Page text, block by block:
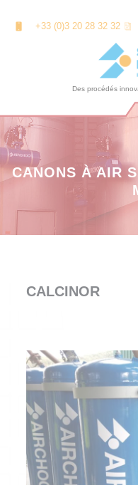
+33 (0)3 20 28 32 32
CANONS À AIR
CALCINOR